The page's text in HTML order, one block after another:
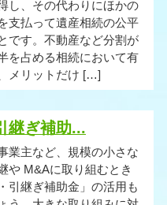
し、その代わりにほかの
支払って遺産相続の公平
です。不動産など分割が
を占める相続において有
メリットだけ […]
継ぎ補助...
業主など、規模の小さな
や M&Aに取り組むとき
引継ぎ補助金」の活用も